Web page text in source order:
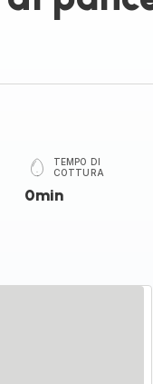
TEMPO DI
COTTURA
0min